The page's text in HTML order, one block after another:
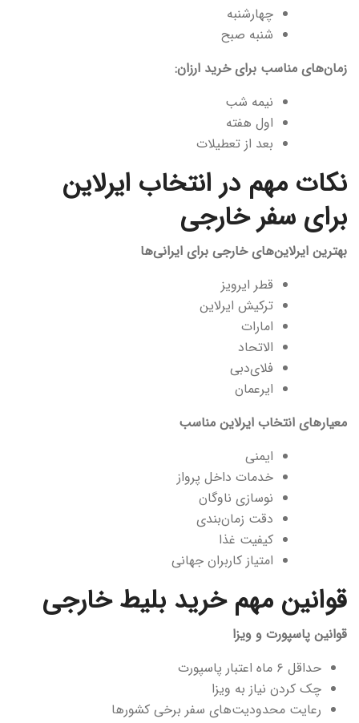
چهارشنبه
شنبه صبح
زمان‌های مناسب برای خرید ارزان:
نیمه شب
اول هفته
بعد از تعطیلات
نکات مهم در انتخاب ایرلاین
برای سفر خارجی
بهترین ایرلاین‌های خارجی برای ایرانی‌ها
قطر ایرویز
ترکیش ایرلاین
امارات
الاتحاد
فلای‌دبی
ایرعمان
معیارهای انتخاب ایرلاین مناسب
ایمنی
خدمات داخل پرواز
نوسازی ناوگان
دقت زمان‌بندی
کیفیت غذا
امتیاز کاربران جهانی
قوانین مهم خرید بلیط خارجی
قوانین پاسپورت و ویزا
حداقل ۶ ماه اعتبار پاسپورت
چک کردن نیاز به ویزا
رعایت محدودیت‌های سفر برخی کشورها